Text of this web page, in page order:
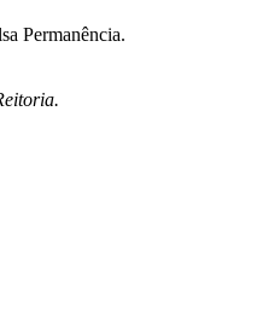
Permanência.